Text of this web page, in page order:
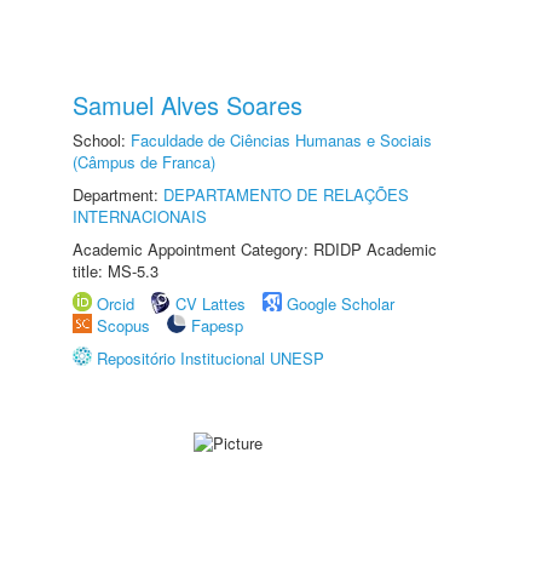
Samuel Alves Soares
School: Faculdade de Ciências Humanas e Sociais
(Câmpus de Franca)
Department: DEPARTAMENTO DE RELAÇÕES
INTERNACIONAIS
Academic Appointment Category: RDIDP Academic
title: MS-5.3
Orcid
CV Lattes
Google Scholar
Scopus
Fapesp
Repositório Institucional UNESP